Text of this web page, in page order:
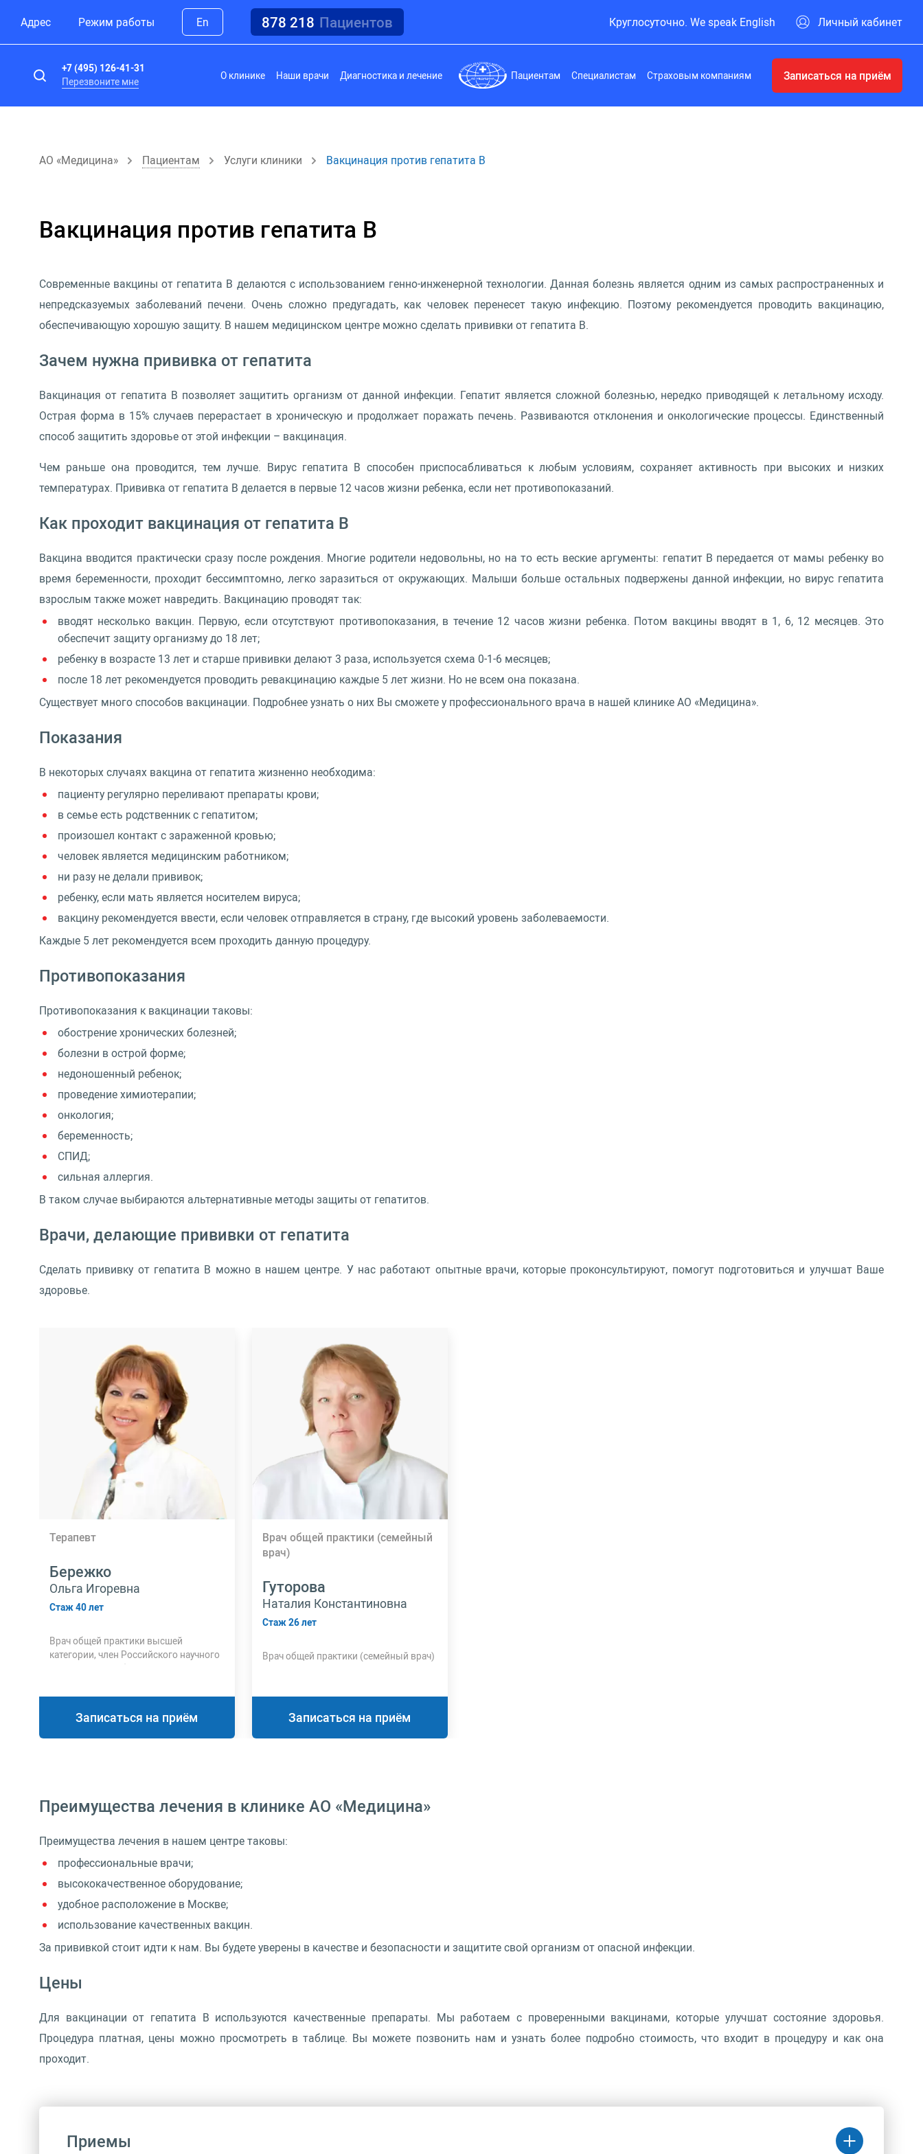
Адрес Режим работы En 878 218 Пациентов Круглосуточно. We speak English Личный кабинет
+7 (495) 126-41-31
Перезвоните мне
О клинике Наши врачи Диагностика и лечение Пациентам Специалистам Страховым компаниям Записаться на приём
АО «Медицина» Пациентам Услуги клиники Вакцинация пpотив гепатита В
Вакцинация пpотив гепатита В
Современные вакцины от гепатита B делаются с использованием генно-инженерной технологии. Данная болезнь является одним из самых распространенных и
непредсказуемых заболеваний печени. Очень сложно предугадать, как человек перенесет такую инфекцию. Поэтому рекомендуется проводить вакцинацию,
обеспечивающую хорошую защиту. В нашем медицинском центре можно сделать прививки от гепатита B.
Зачем нужна прививка от гепатита
Вакцинация от гепатита B позволяет защитить организм от данной инфекции. Гепатит является сложной болезнью, нередко приводящей к летальному исходу.
Острая форма в 15% случаев перерастает в хроническую и продолжает поражать печень. Развиваются отклонения и онкологические процессы. Единственный
способ защитить здоровье от этой инфекции – вакцинация.
Чем раньше она проводится, тем лучше. Вирус гепатита B способен приспосабливаться к любым условиям, сохраняет активность при высоких и низких
температурах. Прививка от гепатита B делается в первые 12 часов жизни ребенка, если нет противопоказаний.
Как проходит вакцинация от гепатита B
Вакцина вводится практически сразу после рождения. Многие родители недовольны, но на то есть веские аргументы: гепатит B передается от мамы ребенку во
время беременности, проходит бессимптомно, легко заразиться от окружающих. Малыши больше остальных подвержены данной инфекции, но вирус гепатита
взрослым также может навредить. Вакцинацию проводят так:
вводят несколько вакцин. Первую, если отсутствуют противопоказания, в течение 12 часов жизни ребенка. Потом вакцины вводят в 1, 6, 12 месяцев. Это
обеспечит защиту организму до 18 лет;
ребенку в возрасте 13 лет и старше прививки делают 3 раза, используется схема 0-1-6 месяцев;
после 18 лет рекомендуется проводить ревакцинацию каждые 5 лет жизни. Но не всем она показана.
Существует много способов вакцинации. Подробнее узнать о них Вы сможете у профессионального врача в нашей клинике АО «Медицина».
Показания
В некоторых случаях вакцина от гепатита жизненно необходима:
пациенту регулярно переливают препараты крови;
в семье есть родственник с гепатитом;
произошел контакт с зараженной кровью;
человек является медицинским работником;
ни разу не делали прививок;
ребенку, если мать является носителем вируса;
вакцину рекомендуется ввести, если человек отправляется в страну, где высокий уровень заболеваемости.
Каждые 5 лет рекомендуется всем проходить данную процедуру.
Противопоказания
Противопоказания к вакцинации таковы:
обострение хронических болезней;
болезни в острой форме;
недоношенный ребенок;
проведение химиотерапии;
онкология;
беременность;
СПИД;
сильная аллергия.
В таком случае выбираются альтернативные методы защиты от гепатитов.
Врачи, делающие прививки от гепатита
Сделать прививку от гепатита B можно в нашем центре. У нас работают опытные врачи, которые проконсультируют, помогут подготовиться и улучшат Ваше
здоровье.
Терапевт
Бережко
Ольга Игоревна
Стаж 40 лет
Врач общей практики высшей
категории, член Российского научного
медицинского общества терапевтов
Записаться на приём
Врач общей практики (семейный
врач)
Гуторова
Наталия Константиновна
Стаж 26 лет
Врач общей практики (семейный врач)
Записаться на приём
Преимущества лечения в клинике АО «Медицина»
Преимущества лечения в нашем центре таковы:
профессиональные врачи;
высококачественное оборудование;
удобное расположение в Москве;
использование качественных вакцин.
За прививкой стоит идти к нам. Вы будете уверены в качестве и безопасности и защитите свой организм от опасной инфекции.
Цены
Для вакцинации от гепатита B используются качественные препараты. Мы работаем с проверенными вакцинами, которые улучшат состояние здоровья.
Процедура платная, цены можно просмотреть в таблице. Вы можете позвонить нам и узнать более подробно стоимость, что входит в процедуру и как она
проходит.
Приемы